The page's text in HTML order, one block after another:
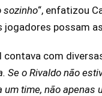
sozinho“, enfatizou
possam
com
o Rivaldo não
time, não